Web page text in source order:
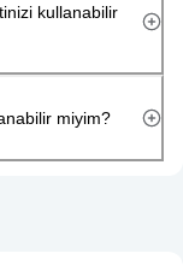
kullanabilir
miyim?